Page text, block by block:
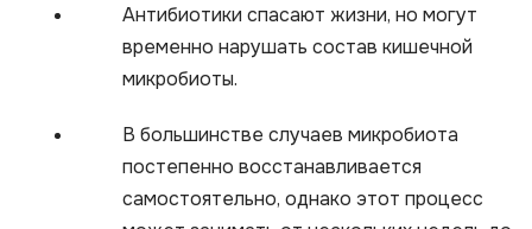
Антибиотики спасают жизни, но могут
временно нарушать состав кишечной
микробиоты.
В большинстве случаев микробиота
постепенно восстанавливается
самостоятельно, однако этот процесс